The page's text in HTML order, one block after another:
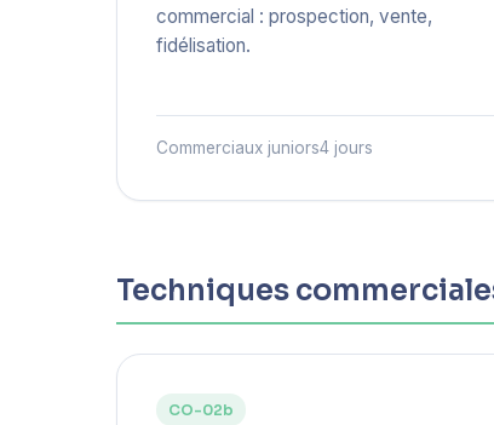
commercial : prospection, vente,
fidélisation.
Commerciaux juniors4 jours
Techniques
CO-02b